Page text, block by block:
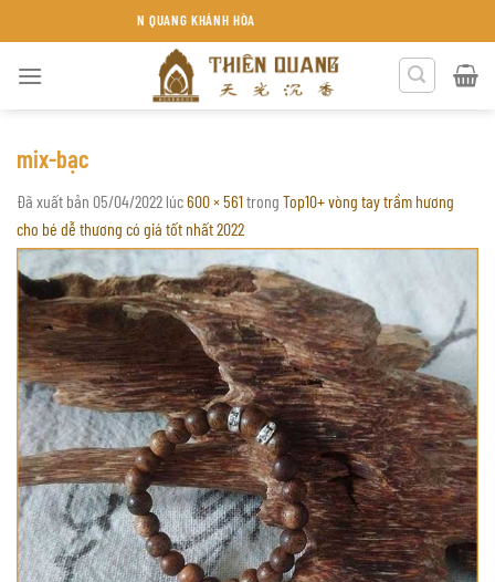
đến
HƯƠNG THIÊN QUANG KHÁNH HÒA
mix-bạc
Đã xuất bản 05/04/2022 lúc600 × 561trong Top10+ vòng tay trầm hương
cho bé dễ thương có giá tốt nhất 2022